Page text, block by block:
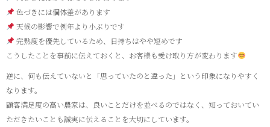
色づきには個体差があります
天候の影響で例年より小ぶりです
完熟度を優先しているため、日持ちはやや短めです
こうしたことを事前に伝えておくと、お客様も受け取り方が変わります
逆に、何も伝えていないと「思っていたのと違った」という印象になりやすく
なります。
顧客満足度の高い農家は、良いことだけを並べるのではなく、知っておいてい
ただきたいことも誠実に伝えることを大切にしています。